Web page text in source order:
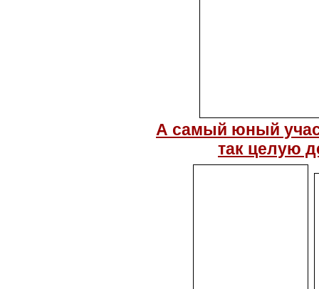
А самый юный
так целую